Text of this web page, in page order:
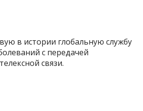
в истории глобальную службу
с передачей
связи.